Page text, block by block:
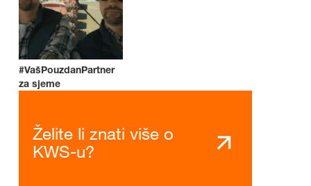
#VašPouzdanPartner
za sjeme
Želite li znati više o
KWS-u?